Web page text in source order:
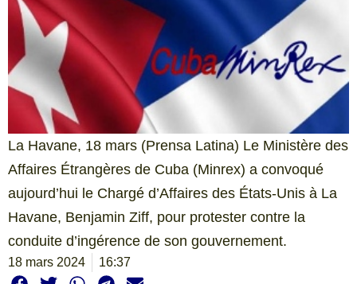
La Havane, 18 mars (Prensa Latina) Le Ministère des
Affaires Étrangères de Cuba (Minrex) a convoqué
aujourd’hui le Chargé d’Affaires des États-Unis à La
Havane, Benjamin Ziff, pour protester contre la
conduite d’ingérence de son gouvernement.
18 mars 2024 16:37